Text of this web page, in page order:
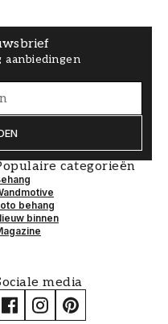
categorieën
behang
binnen
media